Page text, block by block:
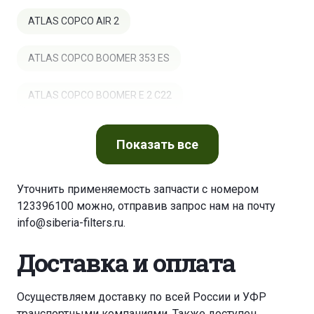
ATLAS COPCO AIR 2
ATLAS COPCO BOOMER 353 ES
ATLAS COPCO BOOMER E 2 C22
ATLAS COPCO BOOMER L 2 C
ATLAS COPCO GA 11 ATLAS COPCO GA 11
ATLAS COPCO GA 110
Показатьвсе
Уточнить применяемость запчасти с номером
123396100 можно, отправив запрос нам на почту
info@siberia-filters.ru.
Доставка и оплата
Осуществляем доставку по всей России и УФР